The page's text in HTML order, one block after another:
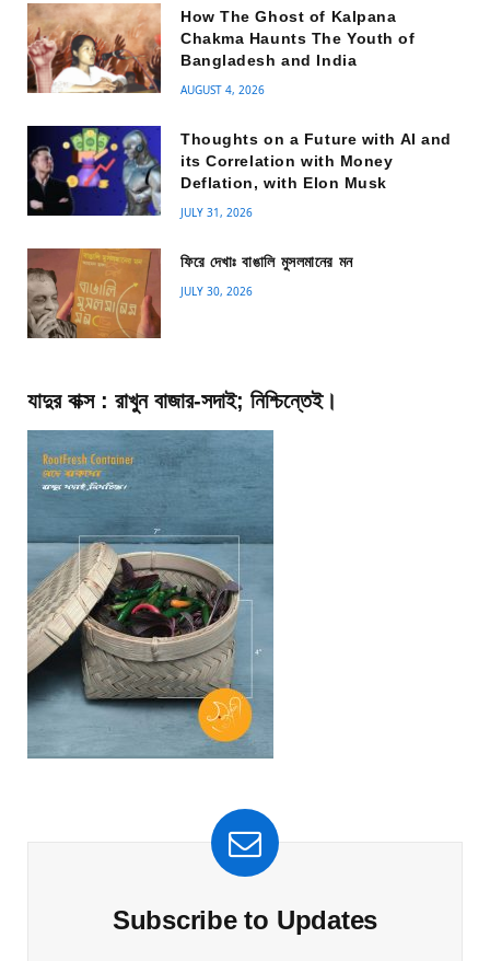
How The Ghost of Kalpana
Chakma Haunts The Youth of
Bangladesh and India
AUGUST 4, 2026
Thoughts on a Future with AI and
its Correlation with Money
Deflation, with Elon Musk
JULY 31, 2026
ফিরে দেখাঃ বাঙালি মুসলমানের মন
JULY 30, 2026
যাদুর বাক্স : রাখুন বাজার-সদাই; নিশ্চিন্তেই।
Subscribe to Updates